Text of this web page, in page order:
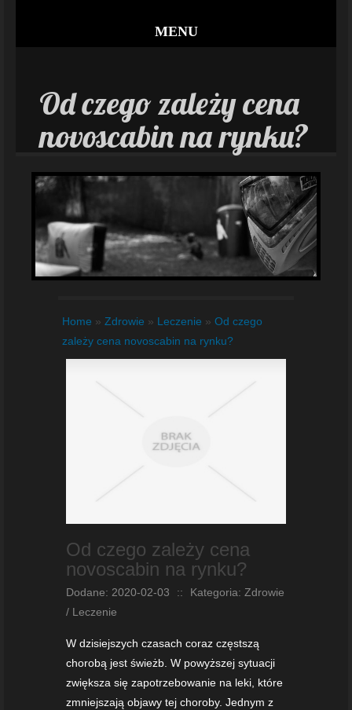
MENU
Od czego zależy cena
novoscabin na rynku?
Home » Zdrowie » Leczenie » Od czego
zależy cena novoscabin na rynku?
Od czego zależy cena
novoscabin na rynku?
Dodane: 2020-02-03 ::
Kategoria: Zdrowie
/ Leczenie
W dzisiejszych czasach coraz częstszą
chorobą jest świeżb. W powyższej sytuacji
zwiększa się zapotrzebowanie na leki, które
zmniejszają objawy tej choroby. Jednym z